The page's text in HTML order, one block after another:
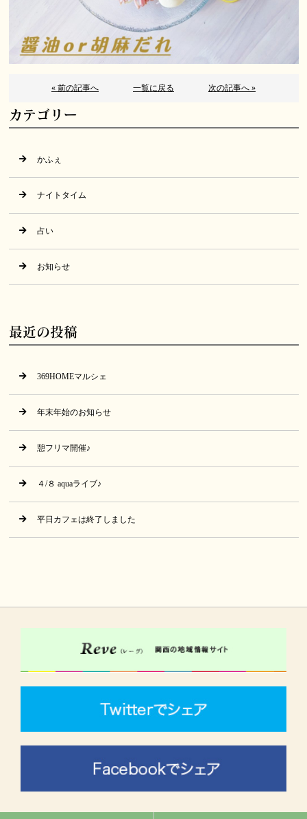
« 前の記事へ 一覧に戻る 次の記事へ »
カテゴリー
かふぇ
ナイトタイム
占い
お知らせ
最近の投稿
369HOMEマルシェ
年末年始のお知らせ
憩フリマ開催♪
４/８ aquaライブ♪
平日カフェは終了しました